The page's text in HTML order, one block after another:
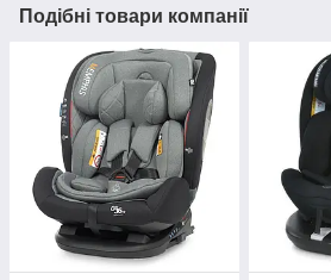
Подібні товари компанії